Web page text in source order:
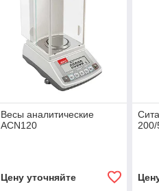
Весы аналитические
ACN120
Цену уточняйте
200/